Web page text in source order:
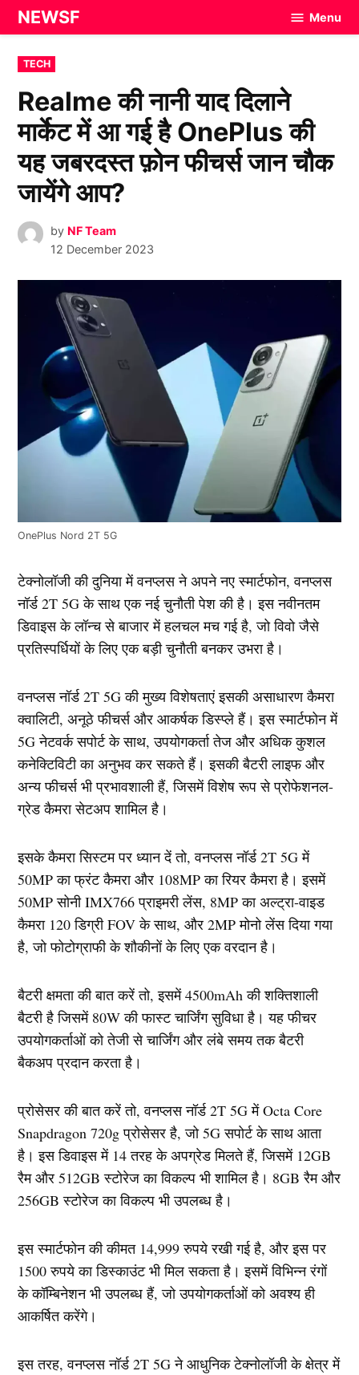
Skip
to
content
NEWSF Menu
POSTED
IN
TECH
Realme की नानी याद दिलाने
मार्केट में आ गई है OnePlus की
यह जबरदस्त फ़ोन फीचर्स जान चौक
जायेंगे आप?
by NF Team
12 December 2023
OnePlus Nord 2T 5G
टेक्नोलॉजी की दुनिया में वनप्लस ने अपने नए स्मार्टफोन, वनप्लस
नॉर्ड 2T 5G के साथ एक नई चुनौती पेश की है। इस नवीनतम
डिवाइस के लॉन्च से बाजार में हलचल मच गई है, जो विवो जैसे
प्रतिस्पर्धियों के लिए एक बड़ी चुनौती बनकर उभरा है।
वनप्लस नॉर्ड 2T 5G की मुख्य विशेषताएं इसकी असाधारण कैमरा
क्वालिटी, अनूठे फीचर्स और आकर्षक डिस्प्ले हैं। इस स्मार्टफोन में
5G नेटवर्क सपोर्ट के साथ, उपयोगकर्ता तेज और अधिक कुशल
कनेक्टिविटी का अनुभव कर सकते हैं। इसकी बैटरी लाइफ और
अन्य फीचर्स भी प्रभावशाली हैं, जिसमें विशेष रूप से प्रोफेशनल-
ग्रेड कैमरा सेटअप शामिल है।
इसके कैमरा सिस्टम पर ध्यान दें तो, वनप्लस नॉर्ड 2T 5G में
50MP का फ्रंट कैमरा और 108MP का रियर कैमरा है। इसमें
50MP सोनी IMX766 प्राइमरी लेंस, 8MP का अल्ट्रा-वाइड
कैमरा 120 डिग्री FOV के साथ, और 2MP मोनो लेंस दिया गया
है, जो फोटोग्राफी के शौकीनों के लिए एक वरदान है।
बैटरी क्षमता की बात करें तो, इसमें 4500mAh की शक्तिशाली
बैटरी है जिसमें 80W की फास्ट चार्जिंग सुविधा है। यह फीचर
उपयोगकर्ताओं को तेजी से चार्जिंग और लंबे समय तक बैटरी
बैकअप प्रदान करता है।
प्रोसेसर की बात करें तो, वनप्लस नॉर्ड 2T 5G में Octa Core
Snapdragon 720g प्रोसेसर है, जो 5G सपोर्ट के साथ आता
है। इस डिवाइस में 14 तरह के अपग्रेड मिलते हैं, जिसमें 12GB
रैम और 512GB स्टोरेज का विकल्प भी शामिल है। 8GB रैम और
256GB स्टोरेज का विकल्प भी उपलब्ध है।
इस स्मार्टफोन की कीमत 14,999 रुपये रखी गई है, और इस पर
1500 रुपये का डिस्काउंट भी मिल सकता है। इसमें विभिन्न रंगों
के कॉम्बिनेशन भी उपलब्ध हैं, जो उपयोगकर्ताओं को अवश्य ही
आकर्षित करेंगे।
इस तरह, वनप्लस नॉर्ड 2T 5G ने आधुनिक टेक्नोलॉजी के क्षेत्र में